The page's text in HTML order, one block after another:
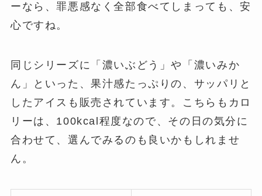
ーなら、罪悪感なく全部食べてしまっても、安
心ですね。
同じシリーズに「濃いぶどう」や「濃いみか
ん」といった、果汁感たっぷりの、サッパリと
したアイスも販売されています。こちらもカロ
リーは、100kcal程度なので、その日の気分に
合わせて、選んでみるのも良いかもしれませ
ん。